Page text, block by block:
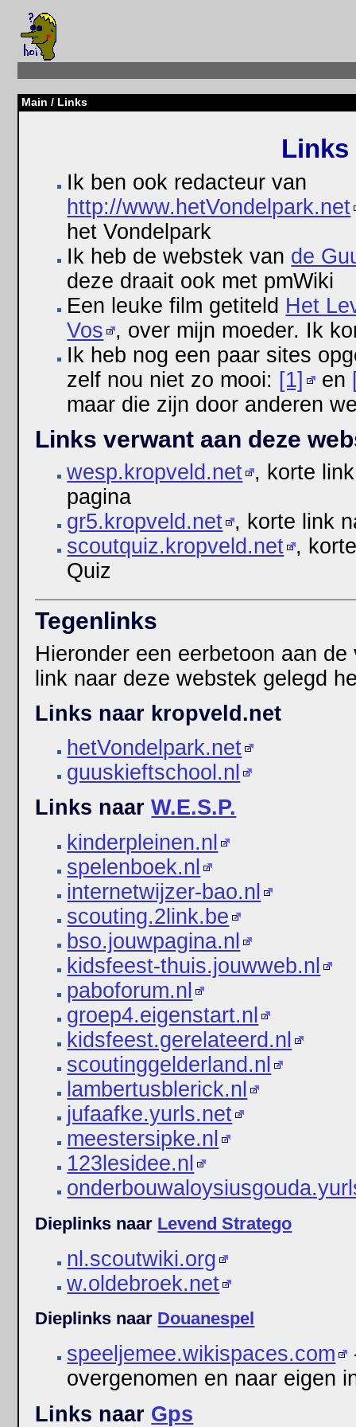
Main / Links
Links
Ik ben ook redacteur van
http://www.hetVondelpark.net
het Vondelpark
Ik heb de webstek van de
deze draait ook met pmWiki
Een leuke film getiteld Het
Vos , over mijn moeder. Ik
Ik heb nog een paar sites
zelf nou niet zo mooi: [1] en
maar die zijn door anderen
Links verwant aan deze
wesp.kropveld.net , korte
pagina
gr5.kropveld.net , korte link
scoutquiz.kropveld.net ,
Quiz
Tegenlinks
Hieronder een eerbetoon aan
link naar deze webstek gelegd
Links naar kropveld.net
hetVondelpark.net
guuskieftschool.nl
Links naarW.E.S.P.
kinderpleinen.nl
spelenboek.nl
internetwijzer-bao.nl
scouting.2link.be
bso.jouwpagina.nl
kidsfeest-thuis.jouwweb.nl
paboforum.nl
groep4.eigenstart.nl
kidsfeest.gerelateerd.nl
scoutinggelderland.nl
lambertusblerick.nl
jufaafke.yurls.net
meestersipke.nl
123lesidee.nl
Dieplinks naar Levend Stratego
nl.scoutwiki.org
w.oldebroek.net
Dieplinks naar Douanespel
speeljemee.wikispaces.com
overgenomen en naar eigen
Links naar Gps